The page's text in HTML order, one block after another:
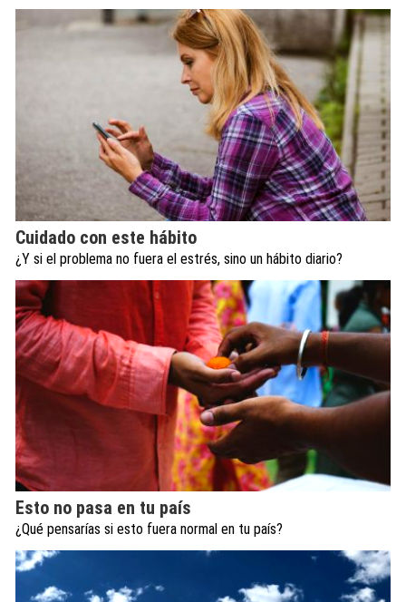
Cuidado con este hábito
¿Y si el problema no fuera el estrés, sino un hábito diario?
Esto no pasa en tu país
¿Qué pensarías si esto fuera normal en tu país?